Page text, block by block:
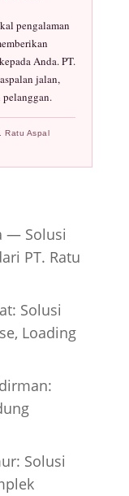
pengalaman
Anda. PT.
jalan,
Ratu Aspal
— Solusi
PT. Ratu
Solusi
Loading
Solusi